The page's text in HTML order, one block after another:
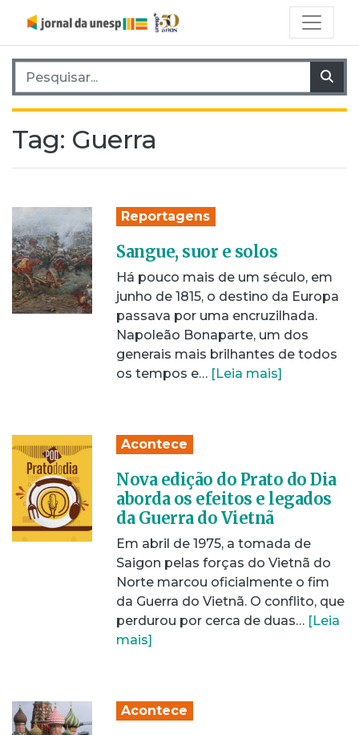
Pesquisar por:
Tag: Guerra
Reportagens
Sangue, suor e solos
Há pouco mais de um século, em
junho de 1815, o destino da Europa
passava por uma encruzilhada.
Napoleão Bonaparte, um dos
generais mais brilhantes de todos
os tempos e… [Leia mais]
Acontece
Nova edição do Prato do Dia
aborda os efeitos e legados
da Guerra do Vietnã
Em abril de 1975, a tomada de
Saigon pelas forças do Vietnã do
Norte marcou oficialmente o fim
da Guerra do Vietnã. O conflito, que
perdurou por cerca de duas… [Leia
mais]
Acontece